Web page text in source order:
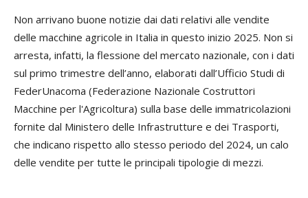
Non arrivano buone notizie dai dati relativi alle vendite
delle macchine agricole in Italia in questo inizio 2025. Non si
arresta, infatti, la flessione del mercato nazionale, con i dati
sul primo trimestre dell’anno, elaborati dall’Ufficio Studi di
FederUnacoma (Federazione Nazionale Costruttori
Macchine per l'Agricoltura) sulla base delle immatricolazioni
fornite dal Ministero delle Infrastrutture e dei Trasporti,
che indicano rispetto allo stesso periodo del 2024, un calo
delle vendite per tutte le principali tipologie di mezzi.